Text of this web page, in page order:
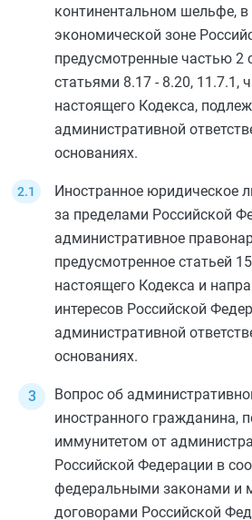
континентальном шельфе,
экономической зоне
предусмотренные частью 2
статьями 8.17 - 8.20, 11.7.1 ,
настоящего Кодекса,
административной
основаниях.
Иностранное юридическое
за пределами Российской
административное
предусмотренное статьей
настоящего Кодекса и
интересов Российской
административной
основаниях.
Вопрос об
иностранного гражданина,
иммунитетом от
Российской Федерации в
федеральными законами и
договорами Российской